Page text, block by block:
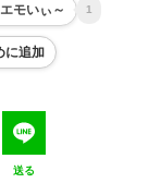
エモいぃ～ 1
に追加
送る